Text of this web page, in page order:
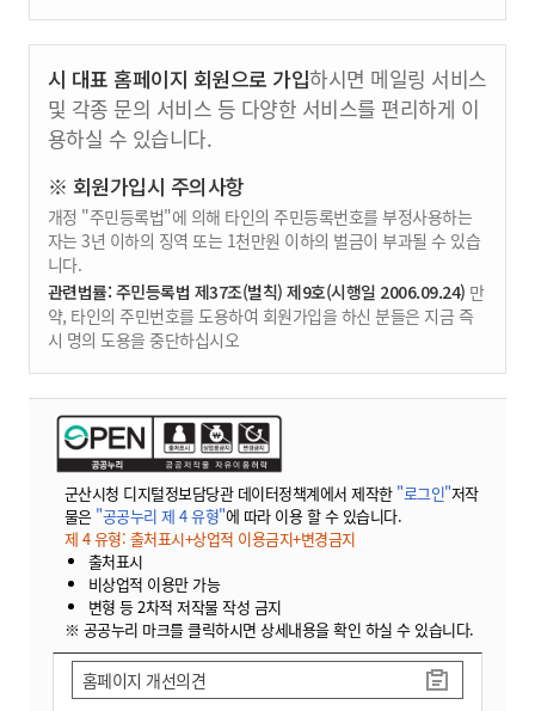
시 대표 홈페이지 회원으로 가입하시면 메일링 서비스
및 각종 문의 서비스 등 다양한 서비스를 편리하게 이
용하실 수 있습니다.
※ 회원가입시 주의사항
개정 "주민등록법"에 의해 타인의 주민등록번호를 부정사용하는
자는 3년 이하의 징역 또는 1천만원 이하의 벌금이 부과될 수 있습
니다.
관련법률: 주민등록법 제37조(벌칙) 제9호(시행일 2006.09.24) 만
약, 타인의 주민번호를 도용하여 회원가입을 하신 분들은 지금 즉
시 명의 도용을 중단하십시오
군산시청 디지털정보담당관 데이터정책계에서 제작한 "로그인"저작
물은 "공공누리 제 4 유형"에 따라 이용 할 수 있습니다.
제 4 유형: 출처표시+상업적 이용금지+변경금지
출처표시
비상업적 이용만 가능
변형 등 2차적 저작물 작성 금지
※ 공공누리 마크를 클릭하시면 상세내용을 확인 하실 수 있습니다.
홈페이지 개선의견